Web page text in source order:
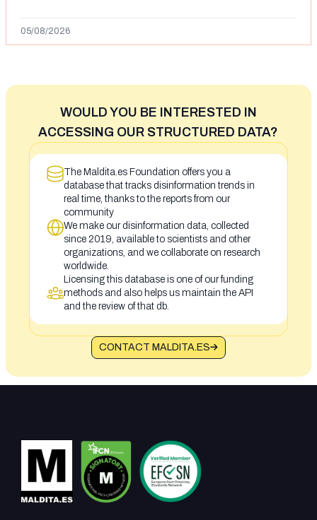
05/08/2026
WOULD YOU BE INTERESTED IN
ACCESSING OUR STRUCTURED DATA?
The Maldita.es Foundation offers you a
database that tracks disinformation trends in
real time, thanks to the reports from our
community
We make our disinformation data, collected
since 2019, available to scientists and other
organizations, and we collaborate on research
worldwide.
Licensing this database is one of our funding
methods and also helps us maintain the API
and the review of that db.
CONTACT MALDITA.ES